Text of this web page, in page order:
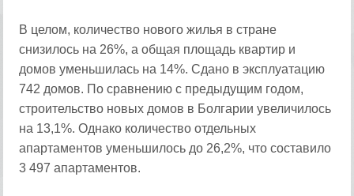
В целом, количество нового жилья в стране
снизилось на 26%, а общая площадь квартир и
домов уменьшилась на 14%. Сдано в эксплуатацию
742 домов. По сравнению с предыдущим годом,
строительство новых домов в Болгарии увеличилось
на 13,1%. Однако количество отдельных
апартаментов уменьшилось до 26,2%, что составило
3 497 апартаментов.